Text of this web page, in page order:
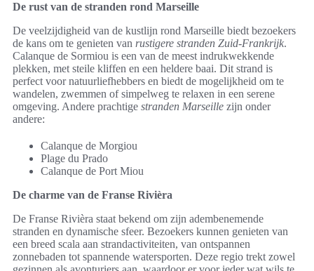
De rust van de stranden rond Marseille
De veelzijdigheid van de kustlijn rond Marseille biedt bezoekers
de kans om te genieten van rustigere stranden Zuid-Frankrijk.
Calanque de Sormiou is een van de meest indrukwekkende
plekken, met steile kliffen en een heldere baai. Dit strand is
perfect voor natuurliefhebbers en biedt de mogelijkheid om te
wandelen, zwemmen of simpelweg te relaxen in een serene
omgeving. Andere prachtige stranden Marseille zijn onder
andere:
Calanque de Morgiou
Plage du Prado
Calanque de Port Miou
De charme van de Franse Rivièra
De Franse Rivièra staat bekend om zijn adembenemende
stranden en dynamische sfeer. Bezoekers kunnen genieten van
een breed scala aan strandactiviteiten, van ontspannen
zonnebaden tot spannende watersporten. Deze regio trekt zowel